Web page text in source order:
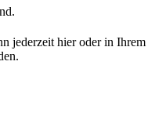
jederzeit hier oder in Ihrem